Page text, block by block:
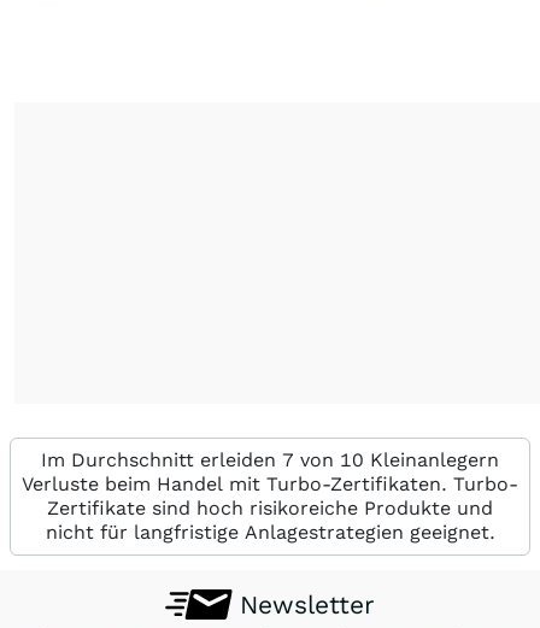
Im Durchschnitt erleiden 7 von 10 Kleinanlegern
Verluste beim Handel mit Turbo-Zertifikaten. Turbo-
Zertifikate sind hoch risikoreiche Produkte und
nicht für langfristige Anlagestrategien geeignet.
Newsletter